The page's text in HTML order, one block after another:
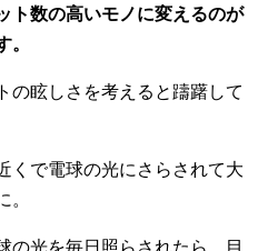
ト数の高いモノに変えるのが
。
の眩しさを考えると躊躇して
くで電球の光にさらされて大
。